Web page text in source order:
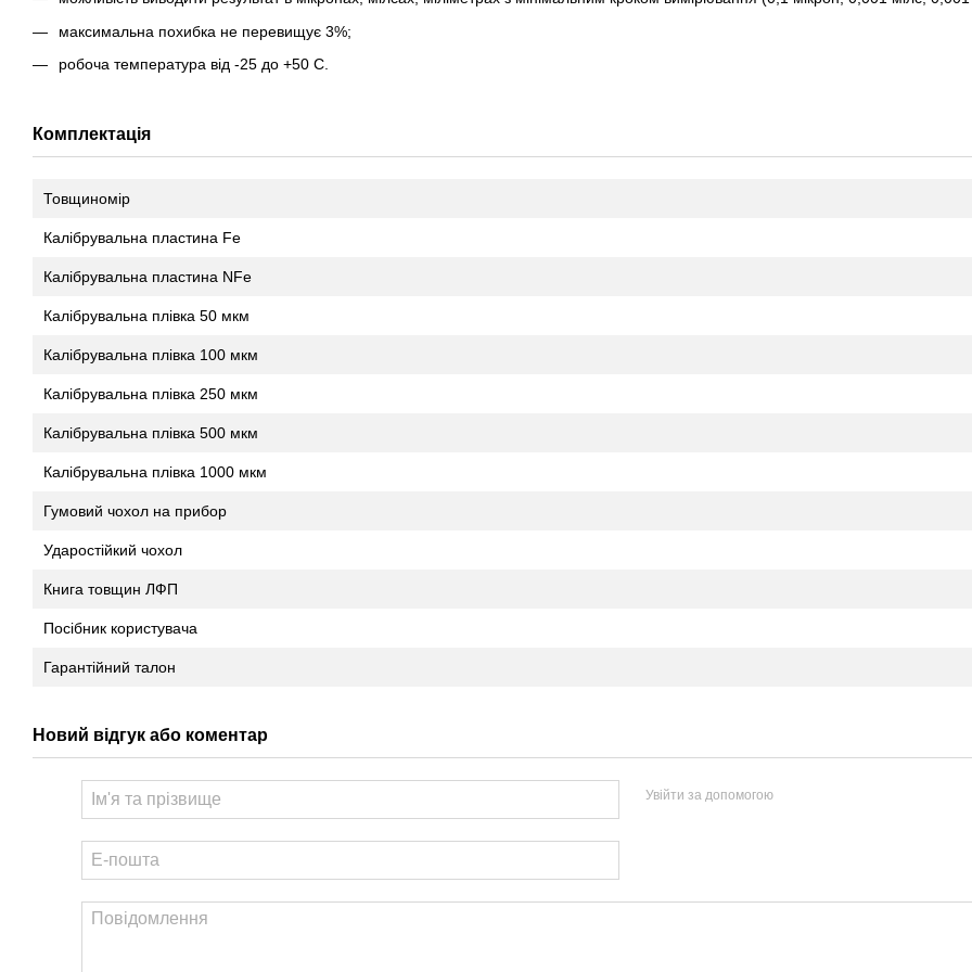
максимальна похибка не перевищує 3%;
робоча температура від -25 до +50 С.
Комплектація
Товщиномір
Калібрувальна пластина Fe
Калібрувальна пластина NFe
Калібрувальна плівка 50 мкм
Калібрувальна плівка 100 мкм
Калібрувальна плівка 250 мкм
Калібрувальна плівка 500 мкм
Калібрувальна плівка 1000 мкм
Гумовий чохол на прибор
Ударостійкий чохол
Книга товщин ЛФП
Посібник користувача
Гарантійний талон
Новий відгук або коментар
Увійти за допомогою